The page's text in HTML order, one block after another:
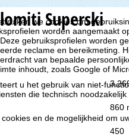
we cookies om
worden aangemaakt
gebruiksprofielen worden
reclame en bereikmeting.
van bepaalde
inhoudt, zoals Google of
u het gebruik van niet-
die technisch
en de mogelijkheid om
Superski
860
450